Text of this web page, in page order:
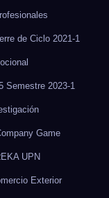
de Ciclo 2021-1
Semestre 2023-1
Game
UPN
Exterior